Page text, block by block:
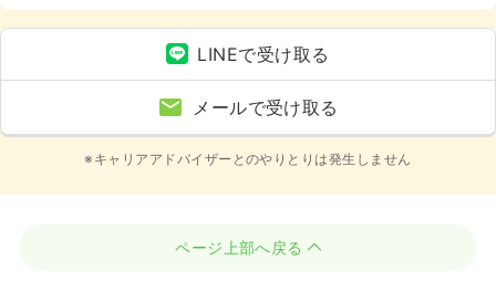
LINEで受け取る
メールで受け取る
※キャリアアドバイザーとのやりとりは発生しません
ページ上部へ戻る